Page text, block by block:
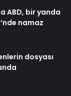
ABD, bir yanda
namaz
dosyası